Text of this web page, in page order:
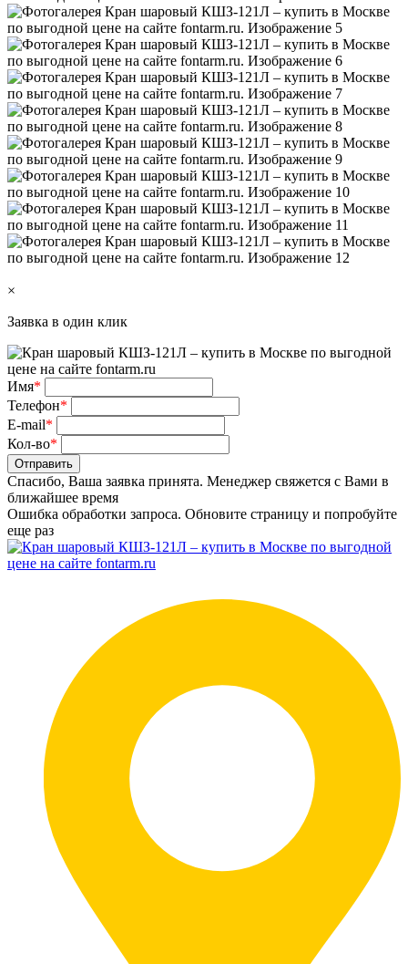
×
Заявка в один клик
Имя*
Телефон*
E-mail*
Кол-во*
Отправить
Спасибо, Ваша заявка принята. Менеджер свяжется с Вами в
ближайшее время
Ошибка обработки запроса. Обновите страницу и попробуйте
еще раз